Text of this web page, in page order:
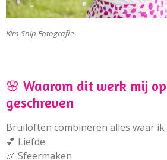
Kim Snip Fotografie
🌸 Waarom dit werk mij
geschreven
Bruiloften combineren alles waar ik
💕 Liefde
🎉 Sfeermaken